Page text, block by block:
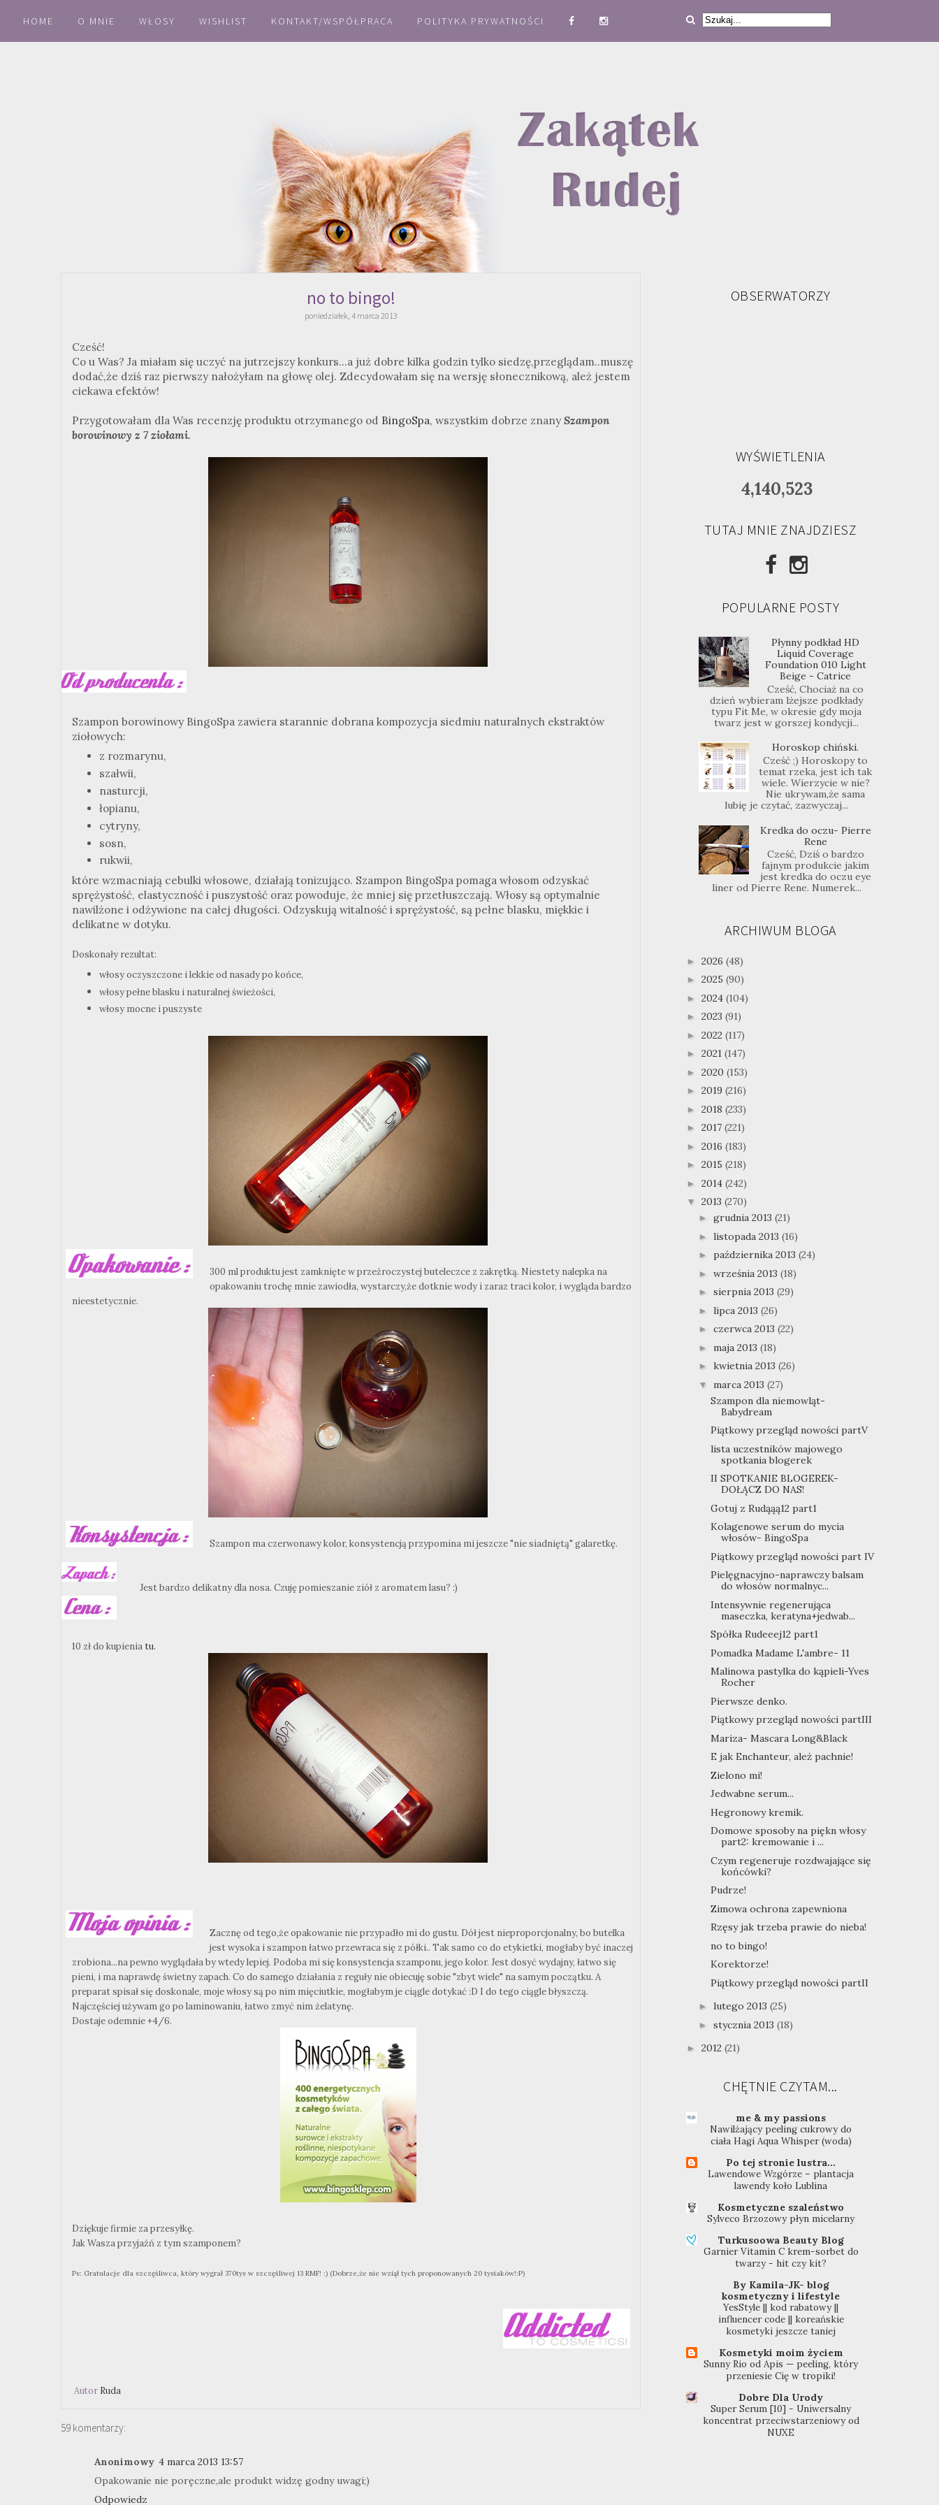
HOME O MNIE WŁOSY WISHLIST KONTAKT/WSPÓŁPRACA POLITYKA PRYWATNOŚCI
no to bingo!
poniedziałek, 4 marca 2013
Cześć!
Co u Was? Ja miałam się uczyć na jutrzejszy konkurs...a już dobre kilka godzin tylko siedzę,przeglądam..muszę
dodać,że dziś raz pierwszy nałożyłam na głowę olej. Zdecydowałam się na wersję słonecznikową, ależ jestem
ciekawa efektów!
Przygotowałam dla Was recenzję produktu otrzymanego od BingoSpa, wszystkim dobrze znanySzampon
borowinowy z 7 ziołami.
Szampon borowinowy BingoSpa zawiera starannie dobrana kompozycja siedmiu naturalnych ekstraktów
ziołowych:
z rozmarynu,
szałwii,
nasturcji,
łopianu,
cytryny,
sosn,
rukwii,
które wzmacniają cebulki włosowe, działają tonizująco. Szampon BingoSpa pomaga włosom odzyskać
sprężystość, elastyczność i puszystość oraz powoduje, że mniej się przetłuszczają. Włosy są optymalnie
nawilżone i odżywione na całej długości. Odzyskują witalność i sprężystość, są pełne blasku, miękkie i
delikatne w dotyku.
Doskonały rezultat:
włosy oczyszczone i lekkie od nasady po końce,
włosy pełne blasku i naturalnej świeżości,
włosy mocne i puszyste
300 ml produktu jest zamknięte w przeźroczystej buteleczce z zakrętką. Niestety nalepka na
opakowaniu trochę mnie zawiodła, wystarczy,że dotknie wody i zaraz traci kolor, i wygląda bardzo
nieestetycznie.
Szampon ma czerwonawy kolor, konsystencją przypomina mi jeszcze "nie siadniętą" galaretkę.
Jest bardzo delikatny dla nosa. Czuję pomieszanie ziół z aromatem lasu? :)
10 zł do kupieniatu.
Zacznę od tego,że opakowanie nie przypadło mi do gustu. Dół jest nieproporcjonalny, bo butelka
jest wysoka i szampon łatwo przewraca się z półki.. Tak samo co do etykietki, mogłaby być inaczej
zrobiona...na pewno wyglądała by wtedy lepiej. Podoba mi się konsystencja szamponu, jego kolor. Jest dosyć wydajny, łatwo się
pieni, i ma naprawdę świetny zapach. Co do samego działania z reguły nie obiecuję sobie "zbyt wiele" na samym początku. A
preparat spisał się doskonale, moje włosy są po nim mięciutkie, mogłabym je ciągle dotykać :D I do tego ciągle błyszczą.
Najczęściej używam go po laminowaniu, łatwo zmyć nim żelatynę.
Dostaje odemnie +4/6.
Dziękuje firmie za przesyłkę.
Jak Wasza przyjaźń z tym szamponem?
Ps: Gratulacje dla szczęśliwca, który wygrał 370tys w szczęśliwej 13 RMF! :) (Dobrze,że nie wziął tych proponowanych 20 tysiaków!:P)
Autor Ruda
59 komentarzy:
Anonimowy 4 marca 2013 13:57
Opakowanie nie poręczne,ale produkt widzę godny uwagi;)
Odpowiedz
OBSERWATORZY
WYŚWIETLENIA
4,140,523
TUTAJ MNIE ZNAJDZIESZ
POPULARNE POSTY
Płynny podkład HD
Liquid Coverage
Foundation 010 Light
Beige - Catrice
Cześć, Chociaż na co
dzień wybieram lżejsze podkłady
typu Fit Me, w okresie gdy moja
twarz jest w gorszej kondycji...
Horoskop chiński.
Cześć ;) Horoskopy to
temat rzeka, jest ich tak
wiele. Wierzycie w nie?
Nie ukrywam,że sama
lubię je czytać, zazwyczaj...
Kredka do oczu- Pierre
Rene
Cześć, Dziś o bardzo
fajnym produkcie jakim
jest kredka do oczu eye
liner od Pierre Rene. Numerek...
ARCHIWUM BLOGA
► 2026 (48)
► 2025 (90)
► 2024 (104)
► 2023 (91)
► 2022 (117)
► 2021 (147)
► 2020 (153)
► 2019 (216)
► 2018 (233)
► 2017 (221)
► 2016 (183)
► 2015 (218)
► 2014 (242)
▼ 2013 (270)
► grudnia 2013 (21)
► listopada 2013 (16)
► października 2013 (24)
► września 2013 (18)
► sierpnia 2013 (29)
► lipca 2013 (26)
► czerwca 2013 (22)
► maja 2013 (18)
► kwietnia 2013 (26)
▼ marca 2013 (27)
Szampon dla niemowląt-
Babydream
Piątkowy przegląd nowości partV
lista uczestników majowego
spotkania blogerek
II SPOTKANIE BLOGEREK-
DOŁĄCZ DO NAS!
Gotuj z Rudąąą12 part1
Kolagenowe serum do mycia
włosów- BingoSpa
Piątkowy przegląd nowości part IV
Pielęgnacyjno-naprawczy balsam
do włosów normalnyc...
Intensywnie regenerująca
maseczka, keratyna+jedwab...
Spółka Rudeeej12 part1
Pomadka Madame L'ambre- 11
Malinowa pastylka do kąpieli-Yves
Rocher
Pierwsze denko.
Piątkowy przegląd nowości partIII
Mariza- Mascara Long&Black
E jak Enchanteur, ależ pachnie!
Zielono mi!
Jedwabne serum...
Hegronowy kremik.
Domowe sposoby na piękn włosy
part2: kremowanie i ...
Czym regeneruje rozdwajające się
końcówki?
Pudrze!
Zimowa ochrona zapewniona
Rzęsy jak trzeba prawie do nieba!
no to bingo!
Korektorze!
Piątkowy przegląd nowości partII
► lutego 2013 (25)
► stycznia 2013 (18)
► 2012 (21)
CHĘTNIE CZYTAM...
me & my passions
Nawilżający peeling cukrowy do
ciała Hagi Aqua Whisper (woda)
Po tej stronie lustra...
Lawendowe Wzgórze – plantacja
lawendy koło Lublina
Kosmetyczne szaleństwo
Sylveco Brzozowy płyn micelarny
Turkusoowa Beauty Blog
Garnier Vitamin C krem-sorbet do
twarzy - hit czy kit?
By Kamila-JK- blog
kosmetyczny i lifestyle
YesStyle || kod rabatowy ||
influencer code || koreańskie
kosmetyki jeszcze taniej
Kosmetyki moim życiem
Sunny Rio od Apis — peeling, który
przeniesie Cię w tropiki!
Dobre Dla Urody
Super Serum [10] - Uniwersalny
koncentrat przeciwstarzeniowy od
NUXE